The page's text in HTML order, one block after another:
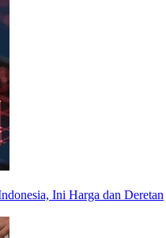
Ini Harga dan Deretan